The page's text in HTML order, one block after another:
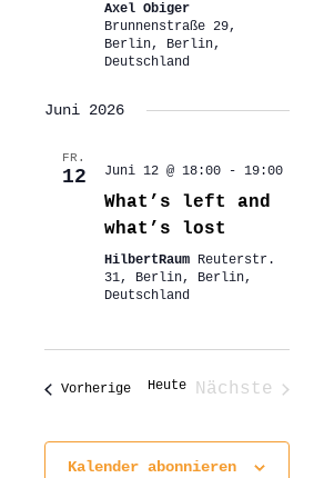
Axel Obiger
Brunnenstraße 29,
Berlin, Berlin,
Deutschland
Juni 2026
FR.
12 Juni 12 @ 18:00- 19:00
What’s left and
what’s lost
HilbertRaum Reuterstr.
31, Berlin, Berlin,
Deutschland
VorherigeVeranstaltungen
Heute
Nächste
Kalender abonnieren